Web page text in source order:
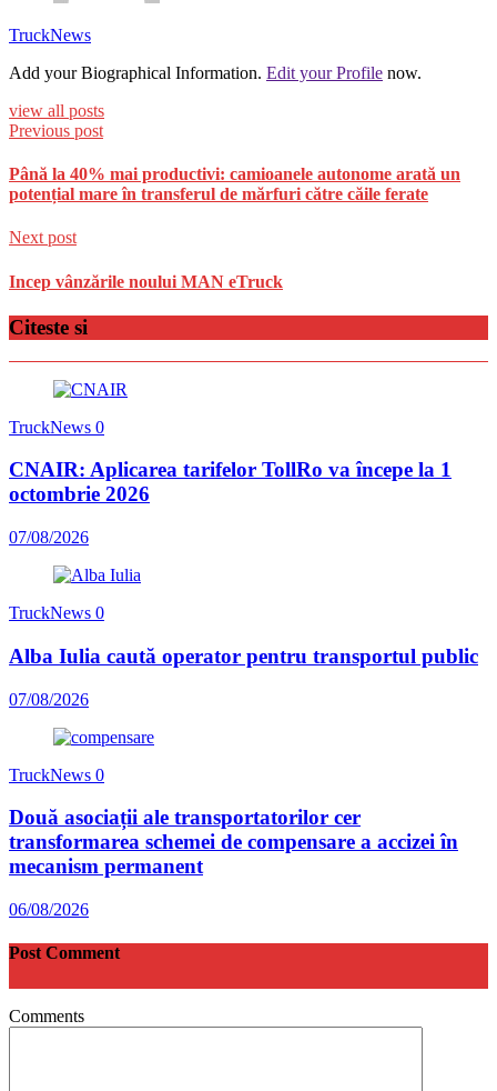
TruckNews
Add your Biographical Information. Edit your Profile now.
view all posts
Previous post
Până la 40% mai productivi: camioanele autonome arată un
potențial mare în transferul de mărfuri către căile ferate
Next post
Incep vânzările noului MAN eTruck
Citeste si
TruckNews 0
CNAIR: Aplicarea tarifelor TollRo va începe la 1
octombrie 2026
07/08/2026
TruckNews 0
Alba Iulia caută operator pentru transportul public
07/08/2026
TruckNews 0
Două asociații ale transportatorilor cer
transformarea schemei de compensare a accizei în
mecanism permanent
06/08/2026
Post Comment
Comments